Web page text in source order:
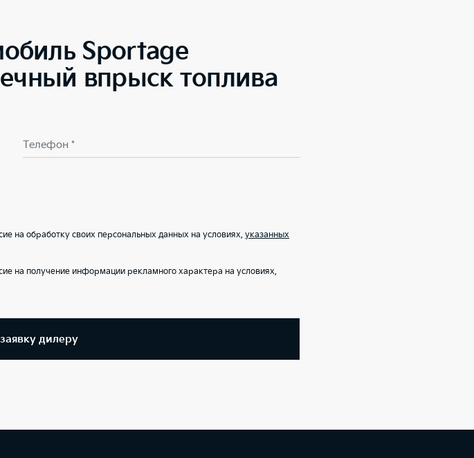
Sportage
впрыск топлива
Телефон *
обработку своих персональных данных на условиях, указанных
получение информации рекламного характера на условиях,
дилеру